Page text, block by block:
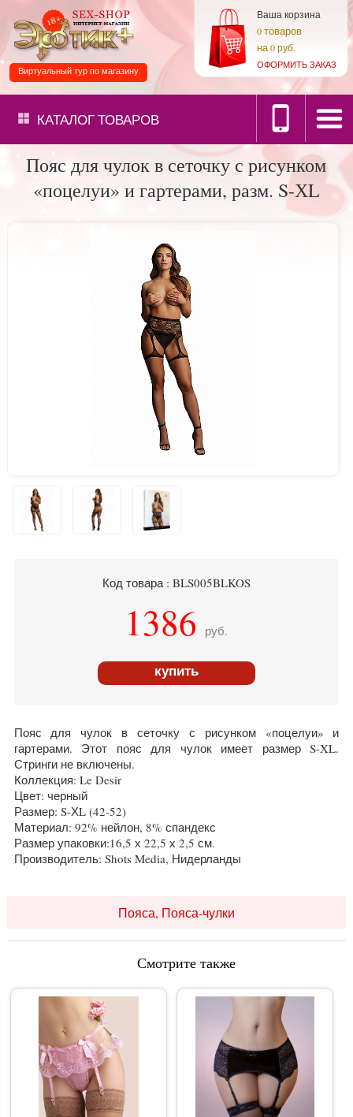
Ваша корзина
0товаров
на0 руб.
ОФОРМИТЬ ЗАКАЗ
Виртуальный тур по магазину
КАТАЛОГТОВАРОВ
Пояс для чулок в сеточку с рисунком
«поцелуи» и гартерами, разм. S-ХL
Код товара : BLS005BLKOS
1386 руб.
купить
Пояс для чулок в сеточку с рисунком «поцелуи» и
гартерами. Этот пояс для чулок имеет размер S-XL.
Стринги не включены.
Коллекция: Le Desir
Цвет: черный
Размер: S-ХL (42-52)
Материал: 92% нейлон, 8% спандекс
Размер упаковки:16,5 х 22,5 х 2,5 см.
Производитель: Shots Media, Нидерланды
Пояса, Пояса-чулки
Смотрите также